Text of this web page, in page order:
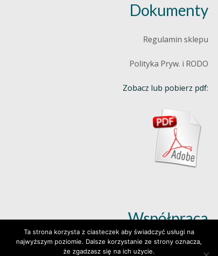
Dokumenty
Regulamin sklepu
Polityka Pryw. i RODO
Zobacz lub pobierz pdf:
Współpraca
Dowiedz się więcej (klik)
Ta strona korzysta z ciasteczek aby świadczyć usługi na
najwyższym poziomie. Dalsze korzystanie ze strony oznacza,
że zgadzasz się na ich użycie.